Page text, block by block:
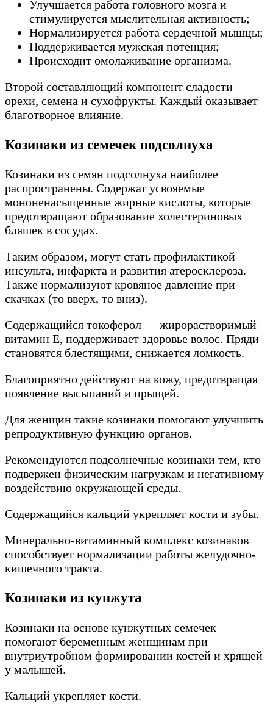
Улучшается работа головного мозга и
стимулируется мыслительная активность;
Нормализируется работа сердечной мышцы;
Поддерживается мужская потенция;
Происходит омолаживание организма.
Второй составляющий компонент сладости —
орехи, семена и сухофрукты. Каждый оказывает
благотворное влияние.
Козинаки из семечек подсолнуха
Козинаки из семян подсолнуха наиболее
распространены. Содержат усвояемые
мононенасыщенные жирные кислоты, которые
предотвращают образование холестериновых
бляшек в сосудах.
Таким образом, могут стать профилактикой
инсульта, инфаркта и развития атеросклероза.
Также нормализуют кровяное давление при
скачках (то вверх, то вниз).
Содержащийся токоферол — жирорастворимый
витамин Е, поддерживает здоровье волос. Пряди
становятся блестящими, снижается ломкость.
Благоприятно действуют на кожу, предотвращая
появление высыпаний и прыщей.
Для женщин такие козинаки помогают улучшить
репродуктивную функцию органов.
Рекомендуются подсолнечные козинаки тем, кто
подвержен физическим нагрузкам и негативному
воздействию окружающей среды.
Содержащийся кальций укрепляет кости и зубы.
Минерально-витаминный комплекс козинаков
способствует нормализации работы желудочно-
кишечного тракта.
Козинаки из кунжута
Козинаки на основе кунжутных семечек
помогают беременным женщинам при
внутриутробном формировании костей и хрящей
у малышей.
Кальций укрепляет кости.